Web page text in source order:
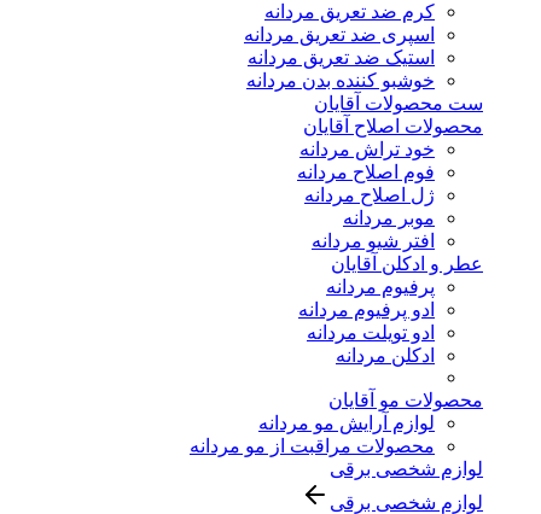
کرم ضد تعریق مردانه
اسپری ضد تعریق مردانه
استیک ضد تعریق مردانه
خوشبو کننده بدن مردانه
ست محصولات آقایان
محصولات اصلاح آقایان
خود تراش مردانه
فوم اصلاح مردانه
ژل اصلاح مردانه
موبر مردانه
افتر شیو مردانه
عطر و ادکلن آقایان
پرفیوم مردانه
ادو پرفیوم مردانه
ادو تویلت مردانه
ادکلن مردانه
محصولات مو آقایان
لوازم آرایش مو مردانه
محصولات مراقبت از مو مردانه
لوازم شخصی برقی
لوازم شخصی برقی